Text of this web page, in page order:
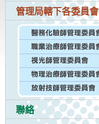
管理局轄下各委員會
聯絡